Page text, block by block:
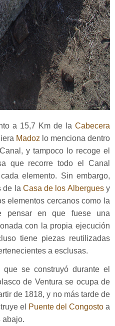
a 15,7 Km de la Cabecera
Madoz lo menciona dentro
y tampoco lo recoge el
que recorre todo el Canal
elemento. Sin embargo,
de la Casa de los Alberguesy
elementos cercanos como la
pensar en que fuese una
con la propia ejecución
tiene piezas reutilizadas
a esclusas.
se construyó durante el
de Ventura se ocupa de
de 1818, y no más tarde de
el Puente del Congostoa
abajo.